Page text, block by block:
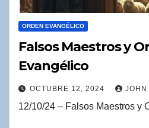
ORDEN EVANGÉLICO
Falsos Maestros y
Evangélico
OCTUBRE 12, 2024 JOHN
12/10/24 – Falsos Maestros y